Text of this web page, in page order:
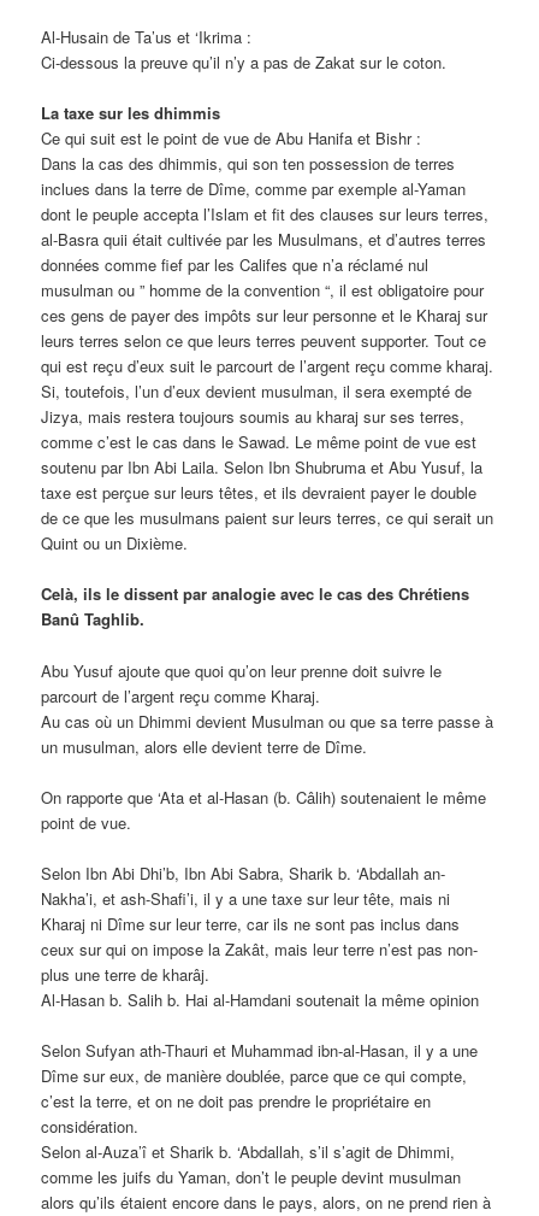
Al-Husain de Ta’us et ‘Ikrima :
Ci-dessous la preuve qu’il n’y a pas de Zakat sur le coton.
La taxe sur les dhimmis
Ce qui suit est le point de vue de Abu Hanifa et Bishr :
Dans la cas des dhimmis, qui son ten possession de terres
inclues dans la terre de Dîme, comme par exemple al-Yaman
dont le peuple accepta l’Islam et fit des clauses sur leurs terres,
al-Basra quii était cultivée par les Musulmans, et d’autres terres
données comme fief par les Califes que n’a réclamé nul
musulman ou ” homme de la convention “, il est obligatoire pour
ces gens de payer des impôts sur leur personne et le Kharaj sur
leurs terres selon ce que leurs terres peuvent supporter. Tout ce
qui est reçu d’eux suit le parcourt de l’argent reçu comme kharaj.
Si, toutefois, l’un d’eux devient musulman, il sera exempté de
Jizya, mais restera toujours soumis au kharaj sur ses terres,
comme c’est le cas dans le Sawad. Le même point de vue est
soutenu par Ibn Abi Laila. Selon Ibn Shubruma et Abu Yusuf, la
taxe est perçue sur leurs têtes, et ils devraient payer le double
de ce que les musulmans paient sur leurs terres, ce qui serait un
Quint ou un Dixième.
Celà, ils le dissent par analogie avec le cas des Chrétiens
Banû Taghlib.
Abu Yusuf ajoute que quoi qu’on leur prenne doit suivre le
parcourt de l’argent reçu comme Kharaj.
Au cas où un Dhimmi devient Musulman ou que sa terre passe à
un musulman, alors elle devient terre de Dîme.
On rapporte que ‘Ata et al-Hasan (b. Câlih) soutenaient le même
point de vue.
Selon Ibn Abi Dhi’b, Ibn Abi Sabra, Sharik b. ‘Abdallah an-
Nakha’i, et ash-Shafi’i, il y a une taxe sur leur tête, mais ni
Kharaj ni Dîme sur leur terre, car ils ne sont pas inclus dans
ceux sur qui on impose la Zakât, mais leur terre n’est pas non-
plus une terre de kharâj.
Al-Hasan b. Salih b. Hai al-Hamdani soutenait la même opinion
Selon Sufyan ath-Thauri et Muhammad ibn-al-Hasan, il y a une
Dîme sur eux, de manière doublée, parce que ce qui compte,
c’est la terre, et on ne doit pas prendre le propriétaire en
considération.
Selon al-Auza’î et Sharik b. ‘Abdallah, s’il s’agit de Dhimmi,
comme les juifs du Yaman, don’t le peuple devint musulman
alors qu’ils étaient encore dans le pays, alors, on ne prend rien à